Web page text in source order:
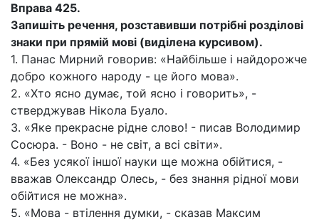
Вправа 425.
Запишіть речення, розставивши потрібні розділові
знаки при прямій мові (виділена курсивом).
1. Панас Мирний говорив: «Найбільше і найдорожче
добро кожного народу - це його мова».
2. «Хто ясно думає, той ясно і говорить», -
стверджував Нікола Буало.
3. «Яке прекрасне рідне слово! - писав Володимир
Сосюра. - Воно - не світ, а всі світи».
4. «Без усякої іншої науки ще можна обійтися, -
вважав Олександр Олесь, - без знання рідної мови
обійтися не можна».
5. «Мова - втілення думки, - сказав Максим